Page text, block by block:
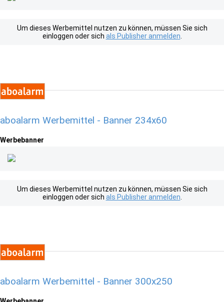
Um dieses Werbemittel nutzen zu können, müssen Sie sich
einloggen oder sich als Publisher anmelden
aboalarm Werbemittel - Banner 234x60
Werbebanner
Um dieses Werbemittel nutzen zu können, müssen Sie sich
einloggen oder sich als Publisher anmelden
aboalarm Werbemittel - Banner 300x250